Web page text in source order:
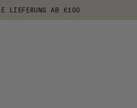
LIEFERUNG AB €100